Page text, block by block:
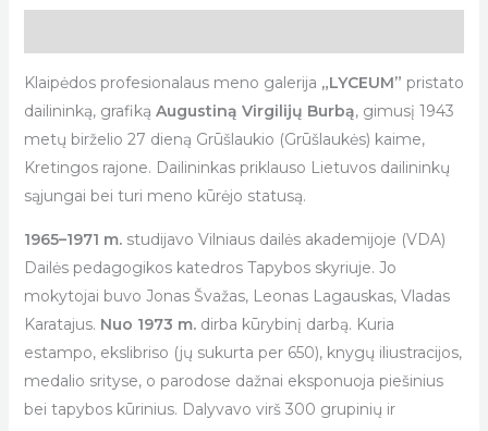
Klaipėdos profesionalaus meno galerija „LYCEUM” pristato
dailininką, grafiką Augustiną Virgilijų Burbą, gimusį 1943
metų birželio 27 dieną Grūšlaukio (Grūšlaukės) kaime,
Kretingos rajone. Dailininkas priklauso Lietuvos dailininkų
sąjungai bei turi meno kūrėjo statusą.
1965–1971 m.studijavo Vilniaus dailės akademijoje (VDA)
Dailės pedagogikos katedros Tapybos skyriuje. Jo
mokytojai buvo Jonas Švažas, Leonas Lagauskas, Vladas
Karatajus. Nuo 1973 m.dirba kūrybinį darbą. Kuria
estampo, ekslibriso (jų sukurta per 650), knygų iliustracijos,
medalio srityse, o parodose dažnai eksponuoja piešinius
bei tapybos kūrinius. Dalyvavo virš 300 grupinių ir